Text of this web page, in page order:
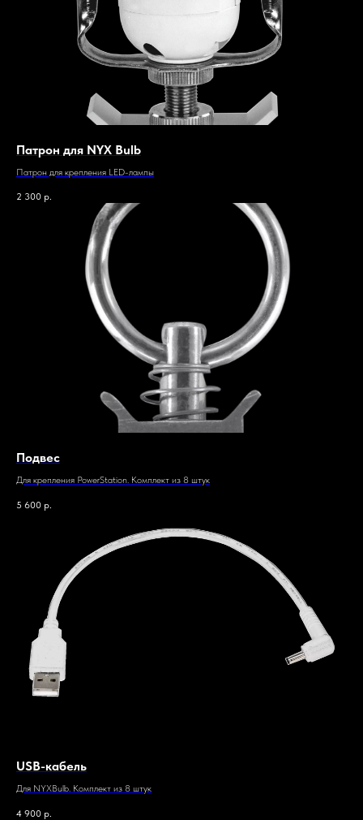
Патрон для NYX Bulb
Патрон для крепления LED-лампы
2 300 р.
Подвес
Для крепления PowerStation. Комплект из 8 штук
5 600 р.
USB-кабель
Для NYXBulb. Комплект из 8 штук
4 900 р.